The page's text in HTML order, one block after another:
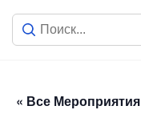
« Все Мероприятия